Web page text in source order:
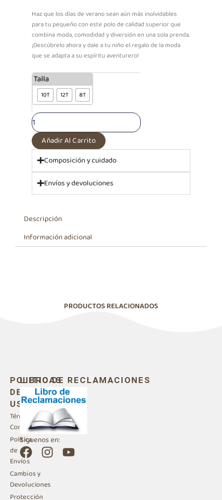
Haz que los días de verano sean aún más inolvidables
para tu pequeño con este polo de calidad superior que
combina moda, comodidad y diversión en una sola prenda.
¡Descúbrelo ahora y dale a tu niño el regalo de la moda
que se adapta a su espíritu aventurero!
Talla
10T 12T 8T
Polo
Algodón
Blanco
Valentino|
Colección
2024
cantidad
Añadir Al Carrito
Composición y cuidado
Envíos y devoluciones
Descripción
Información adicional
PRODUCTOS RELACIONADOS
POLITICAS
DE
USO
Términos y
Condiciones
Política
de
Envíos
Cambios y
Devoluciones
Protección
LIBRO DE RECLAMACIONES
Siguenos en:
F
a
c
e
I
n
t
Y